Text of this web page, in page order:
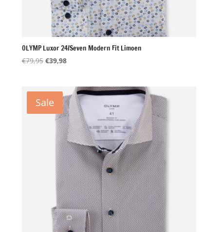
OLYMP Luxor 24/Seven Modern Fit Limoen
€79,95 Oorspronkelijke
€79,95.
€39,98Huidige
€39,98.
Sale